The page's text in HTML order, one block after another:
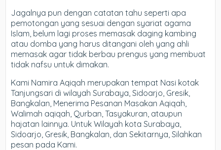
Jagalnya pun dengan catatan tahu seperti apa
pemotongan yang sesuai dengan syariat agama
Islam, belum lagi proses memasak daging kambing
atau domba yang harus ditangani oleh yang ahli
memasak agar tidak berbau prengus yang membuat
tidak nafsu untuk dimakan.
Kami Namira Aqiqah merupakan tempat Nasi kotak
Tanjungsari di wilayah Surabaya, Sidoarjo, Gresik,
Bangkalan, Menerima Pesanan Masakan Aqiqah,
Walimah aqiqah, Qurban, Tasyakuran, ataupun
hajatan lainnya. Untuk Wilayah kota Surabaya,
Sidoarjo, Gresik, Bangkalan, dan Sekitarnya, Silahkan
pesan pada Kami.